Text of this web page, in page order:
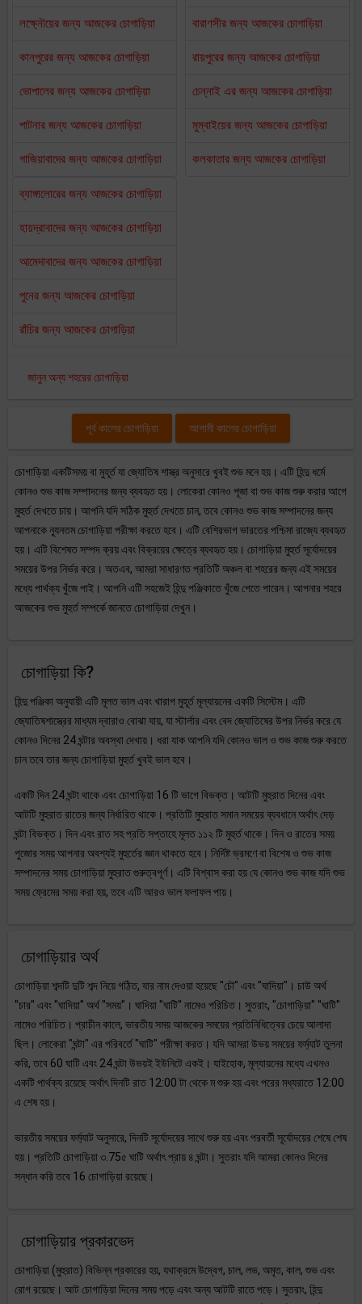
লক্ষ্নৌয়ের জন্য আজকের চোগাড়িয়া
কানপুরের জন্য আজকের চোগাড়িয়া
ভোপালের জন্য আজকের চোগাড়িয়া
পাটনার জন্য আজকের চোগাড়িয়া
গাজিয়াবাদের জন্য আজকের চোগাড়িয়া
বারাণসীর জন্য আজকের চোগাড়িয়া
রায়পুরের জন্য আজকের চোগাড়িয়া
চেন্নাই এর জন্য আজকের চোগাড়িয়া
মুম্বাইয়ের জন্য আজকের চোগাড়িয়া
কলকাতার জন্য আজকের চোগাড়িয়া
ব্যাঙ্গালোরের জন্য আজকের চোগাড়িয়া
হায়দ্রাবাদের জন্য আজকের চোগাড়িয়া
আমেদাবাদের জন্য আজকের চোগাড়িয়া
পুনের জন্য আজকের চোগাড়িয়া
রাঁচির জন্য আজকের চোগাড়িয়া
জানুন অন্য শহরের চোগাড়িয়া
পূর্ব কালের চোগাড়িয়া আগামী কালের চোগাড়িয়া
চোগাড়িয়া একটিসময় বা মুহূর্ত যা জ্যোতিষ শাস্ত্র অনুসারে খুবই শুভ মনে হয়। এটি হিন্দু ধর্মে
কোনও শুভ কাজ সম্পাদনের জন্য ব্যবহৃত হয়। লোকেরা কোনও পূজা বা শুভ কাজ শুরু করার আগে
মুহুর্ত দেখতে চায়। আপনি যদি সঠিক মুহুর্ত দেখতে চান, তবে কোনও শুভ কাজ সম্পাদনের জন্য
আপনাকে ন্যূনতম চোগাড়িয়া পরীক্ষা করতে হবে। এটি বেশিরভাগ ভারতের পশ্চিমা রাজ্যে ব্যবহৃত
হয়। এটি বিশেষত সম্পদ ক্রয় এবং বিক্রয়ের ক্ষেত্রে ব্যবহৃত হয়। চোগাড়িয়া মুহুর্ত সূর্যোদয়ের
সময়ের উপর নির্ভর করে। অতএব, আমরা সাধারণত প্রতিটি অঞ্চল বা শহরের জন্য এই সময়ের
মধ্যে পার্থক্য খুঁজে পাই। আপনি এটি সহজেই হিন্দু পঞ্জিকাতে খুঁজে পেতে পারেন। আপনার শহরে
আজকের শুভ মুহুর্ত সম্পর্কে জানতে চোগাড়িয়া দেখুন।
চোগাড়িয়া কি?
হিন্দু পঞ্জিকা অনুযায়ী এটি মূলত ভাল এবং খারাপ মুহূর্ত মূল্যায়নের একটি সিস্টেম। এটি
জ্যোতিষশাস্ত্রের মাধ্যম দ্বারাও বোঝা যায়, যা স্টার্লার এবং বেদ জ্যোতিষের উপর নির্ভর করে যে
কোনও দিনের 24 ঘন্টার অবস্থা দেখায়। ধরা যাক আপনি যদি কোনও ভাল ও শুভ কাজ শুরু করতে
চান তবে তার জন্য চোগাড়িয়া মুহুর্ত খুবই ভাল হবে।
একটি দিন 24 ঘন্টা থাকে এবং চোগাড়িয়া 16 টি ভাগে বিভক্ত। আটটি মুহুরাত দিনের এবং
আটটি মুহুরাত রাতের জন্য নির্ধারিত থাকে। প্রতিটি মুহুরাত সমান সময়ের ব্যবধানে অর্থাৎ দেড়
ঘন্টা বিভক্ত। দিন এবং রাত সহ প্রতি সপ্তাহে মূলত ১১২ টি মুহুর্ত থাকে। দিন ও রাতের সময়
পুজোর সময় আপনার অবশ্যই মুহুর্তের জ্ঞান থাকতে হবে। নির্দিষ্ট ভ্রমণে বা বিশেষ ও শুভ কাজ
সম্পাদনের সময় চোগাড়িয়া মুহুরাত গুরুত্বপূর্ণ। এটি বিশ্বাস করা হয় যে কোনও শুভ কাজ যদি শুভ
সময় ফ্রেমের সময় করা হয়, তবে এটি আরও ভাল ফলাফল পায়।
চোগাড়িয়ার অর্থ
চোগাড়িয়া শব্দটি দুটি শব্দ নিয়ে গঠিত, যার নাম দেওয়া হয়েছে "চৌ" এবং "ঘাদিয়া"। চাউ অর্থ
"চার" এবং "ঘাদিয়া" অর্থ "সময়"। ঘাদিয়া "ঘাটি" নামেও পরিচিত। সুতরাং, "চোগাড়িয়া" "ঘাটি"
নামেও পরিচিত। প্রাচীন কালে, ভারতীয় সময় আজকের সময়ের প্রতিনিধিত্বের চেয়ে আলাদা
ছিল। লোকেরা "ঘন্টা" এর পরিবর্তে "ঘাটি" পরীক্ষা করত। যদি আমরা উভয় সময়ের ফর্ম্যাট তুলনা
করি, তবে 60 ঘাটি এবং 24 ঘন্টা উভয়ই ইউনিটে একই। যাইহোক, মূল্যায়নের মধ্যে এখনও
একটি পার্থক্য রয়েছে অর্থাৎ দিনটি রাত 12:00 টা থেকে ম শুরু হয় এবং পরের মধ্যরাতে 12:00
এ শেষ হয়।
ভারতীয় সময়ের ফর্ম্যাট অনুসারে, দিনটি সূর্যোদয়ের সাথে শুরু হয় এবং পরবর্তী সূর্যোদয়ের শেষে শেষ
হয়। প্রতিটি চোগাড়িয়া ৩.75৫ ঘাটি অর্থাৎ প্রায় ৪ ঘন্টা। সুতরাং যদি আমরা কোনও দিনের
সন্ধান করি তবে 16 চোগাড়িয়া রয়েছে।
চোগাড়িয়ার প্রকারভেদ
চোগাড়িয়া (মুহুরাত) বিভিন্ন প্রকারের হয়, যথাক্রমে উদ্বেগ, চাল, লভ, অমৃত, কাল, শুভ এবং
রোগ রয়েছে। আট চোগাড়িয়া দিনের সময় পড়ে এবং অন্য আটটি রাতে পড়ে। সুতরাং, হিন্দু